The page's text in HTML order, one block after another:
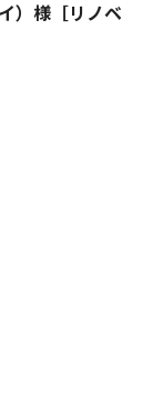
）様［リノベ